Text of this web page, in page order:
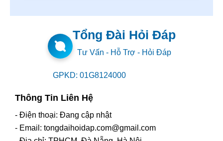
Tổng Đài Hỏi Đáp
Thông Tin Liên Hệ
- Điện thoại: Đang cập nhật